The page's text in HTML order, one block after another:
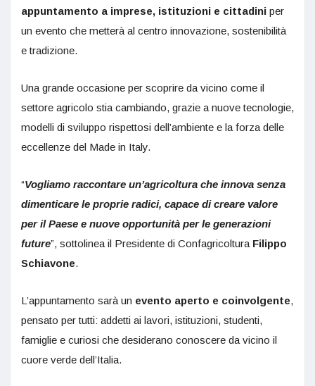
appuntamento a imprese, istituzioni e cittadini per
un evento che metterà al centro innovazione, sostenibilità
e tradizione.
Una grande occasione per scoprire da vicino come il
settore agricolo stia cambiando, grazie a nuove tecnologie,
modelli di sviluppo rispettosi dell’ambiente e la forza delle
eccellenze del Made in Italy.
“Vogliamo raccontare un’agricoltura che innova senza
dimenticare le proprie radici, capace di creare valore
per il Paese e nuove opportunità per le generazioni
future”, sottolinea il Presidente di Confagricoltura Filippo
Schiavone.
L’appuntamento sarà un evento aperto e coinvolgente,
pensato per tutti: addetti ai lavori, istituzioni, studenti,
famiglie e curiosi che desiderano conoscere da vicino il
cuore verde dell’Italia.